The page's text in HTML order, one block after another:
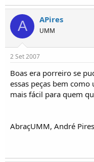
A APires
UMM
2 Set 2007
Boas era porreiro se
essas peças bem
mais fácil para quem
AbraçUMM, André Pires